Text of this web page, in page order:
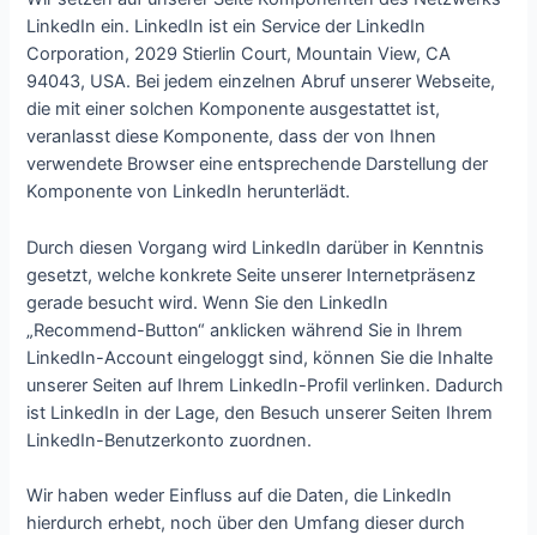
LinkedIn ein. LinkedIn ist ein Service der LinkedIn
Corporation, 2029 Stierlin Court, Mountain View, CA
94043, USA. Bei jedem einzelnen Abruf unserer Webseite,
die mit einer solchen Komponente ausgestattet ist,
veranlasst diese Komponente, dass der von Ihnen
verwendete Browser eine entsprechende Darstellung der
Komponente von LinkedIn herunterlädt.
Durch diesen Vorgang wird LinkedIn darüber in Kenntnis
gesetzt, welche konkrete Seite unserer Internetpräsenz
gerade besucht wird. Wenn Sie den LinkedIn
„Recommend-Button“ anklicken während Sie in Ihrem
LinkedIn-Account eingeloggt sind, können Sie die Inhalte
unserer Seiten auf Ihrem LinkedIn-Profil verlinken. Dadurch
ist LinkedIn in der Lage, den Besuch unserer Seiten Ihrem
LinkedIn-Benutzerkonto zuordnen.
Wir haben weder Einfluss auf die Daten, die LinkedIn
hierdurch erhebt, noch über den Umfang dieser durch